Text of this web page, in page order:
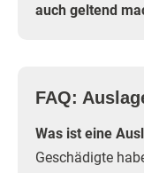
auch geltend
FAQ:
Was ist eine
Geschädigte